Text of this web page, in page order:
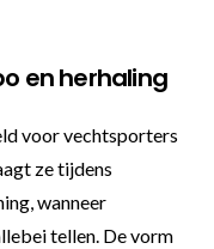
en herhaling
voor vechtsporters
ze tijdens
wanneer
tellen. De vorm